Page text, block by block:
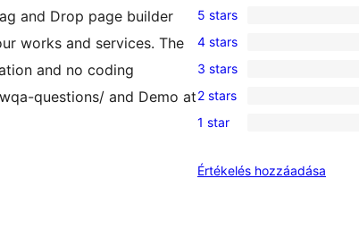
and Drop page builder
works and services. The
and no coding
questions/ and Demo at
1
5-
star
review
5 stars
0
4-
star
reviews
4 stars
0
3-
star
3 stars
0
2-
reviews
2 stars
1
star
1 star
Értékelés hozzáadása